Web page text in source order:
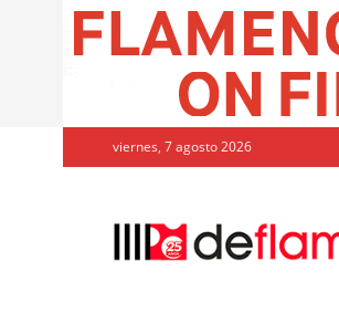
viernes, 7 agosto 2026